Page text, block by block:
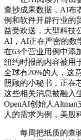
查抄成果数据，AI布
例和软件开辟行业的
益受欢送，大型科技
AI，AI正在严密的数
在63个营业用例中添
纽约时报的内容被用
全球有20%的人，这
照顾的小秘书，正在
这些相关消息被融入
OpenAI创始人Altman
人的需求为例，美股
每周把纸质的查验